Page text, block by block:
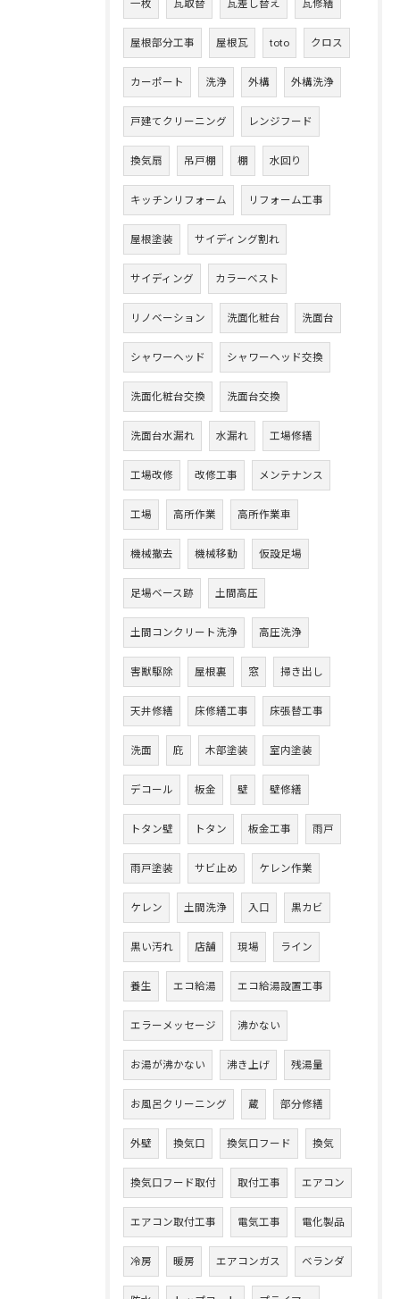
一枚 瓦取替 瓦差し替え 瓦修繕
屋根部分工事 屋根瓦 toto クロス
カーポート 洗浄 外構 外構洗浄
戸建てクリーニング レンジフード
換気扇 吊戸棚 棚 水回り
キッチンリフォーム リフォーム工事
屋根塗装 サイディング割れ
サイディング カラーベスト
リノベーション 洗面化粧台 洗面台
シャワーヘッド シャワーヘッド交換
洗面化粧台交換 洗面台交換
洗面台水漏れ 水漏れ 工場修繕
工場改修 改修工事 メンテナンス
工場 高所作業 高所作業車
機械撤去 機械移動 仮設足場
足場ベース跡 土間高圧
土間コンクリート洗浄 高圧洗浄
害獣駆除 屋根裏 窓 掃き出し
天井修繕 床修繕工事 床張替工事
洗面 庇 木部塗装 室内塗装
デコール 板金 壁 壁修繕
トタン壁 トタン 板金工事 雨戸
雨戸塗装 サビ止め ケレン作業
ケレン 土間洗浄 入口 黒カビ
黒い汚れ 店舗 現場 ライン
養生 エコ給湯 エコ給湯設置工事
エラーメッセージ 沸かない
お湯が沸かない 沸き上げ 残湯量
お風呂クリーニング 蔵 部分修繕
外壁 換気口 換気口フード 換気
換気口フード取付 取付工事 エアコン
エアコン取付工事 電気工事 電化製品
冷房 暖房 エアコンガス ベランダ